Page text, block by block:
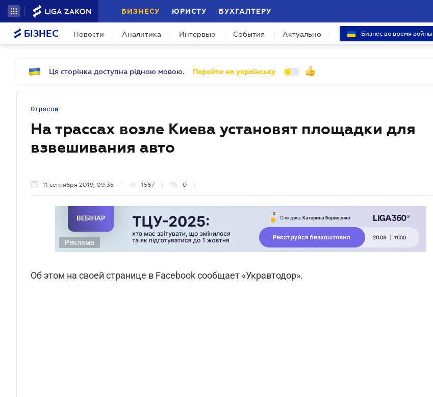
БИЗНЕСУ ЮРИСТУ БУХГАЛТЕРУ
БІЗНЕС Новости Аналитика Интервью События Актуально Бизнес во время войны
Ця сторінка доступна рідною мовою. Перейти на українську
Отрасли
На трассах возле Киева установят площадки для
взвешивания авто
11 сентября 2019, 09:35 1567 0
Реклама
Об этом на своей странице в Facebook сообщает «Укравтодор».